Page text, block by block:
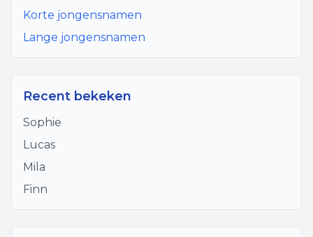
Korte jongensnamen
Lange jongensnamen
Recent bekeken
Sophie
Lucas
Mila
Finn